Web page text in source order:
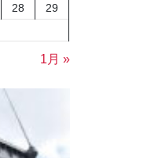
28
29
1月 »